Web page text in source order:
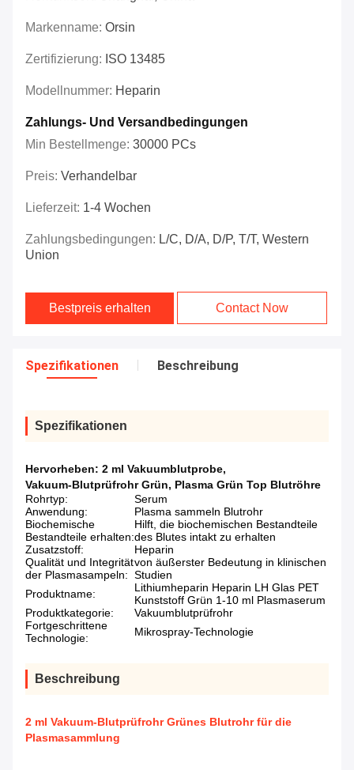
Markenname: Orsin
Zertifizierung: ISO 13485
Modellnummer: Heparin
Zahlungs- Und Versandbedingungen
Min Bestellmenge: 30000 PCs
Preis: Verhandelbar
Lieferzeit: 1-4 Wochen
Zahlungsbedingungen: L/C, D/A, D/P, T/T, Western
Union
Bestpreis erhalten Contact Now
Spezifikationen Beschreibung
Spezifikationen
Hervorheben: 2 ml Vakuumblutprobe,
Vakuum-Blutprüfrohr Grün, Plasma Grün Top Blutröhre
Rohrtyp:
Serum
Anwendung:
Plasma sammeln Blutrohr
Biochemische
Bestandteile erhalten:
Hilft, die biochemischen Bestandteile
des Blutes intakt zu erhalten
Zusatzstoff:
Heparin
Qualität und Integrität
der Plasmasampeln:
von äußerster Bedeutung in klinischen
Studien
Produktname:
Lithiumheparin Heparin LH Glas PET
Kunststoff Grün 1-10 ml Plasmaserum
Produktkategorie:
Vakuumblutprüfrohr
Fortgeschrittene
Technologie:
Mikrospray-Technologie
Beschreibung
2 ml Vakuum-Blutprüfrohr Grünes Blutrohr für die
Plasmasammlung